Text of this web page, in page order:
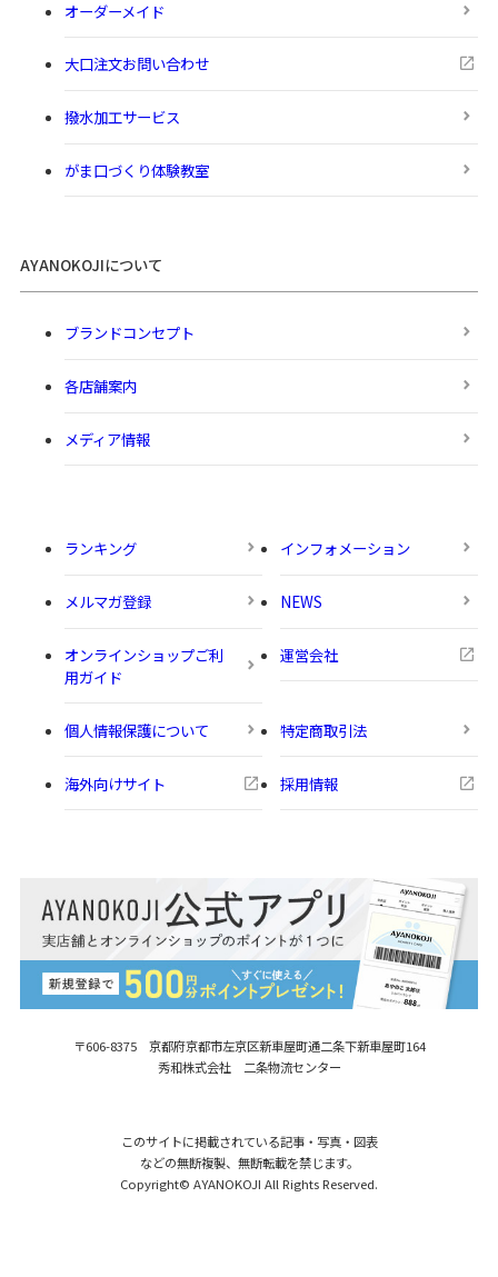
〒606-8375 京都府京都市左京区新車屋町通二条下新車屋町164
秀和株式会社 二条物流センター
オーダーメイド
大口注文お問い合わせ
撥水加工サービス
がま口づくり体験教室
AYANOKOJIについて
ブランドコンセプト
各店舗案内
メディア情報
ランキング インフォメーション
メルマガ登録 NEWS
オンラインショップご利
用ガイド
運営会社
個人情報保護について 特定商取引法
海外向けサイト 採用情報
このサイトに掲載されている記事・写真・図表
などの無断複製、無断転載を禁じます。
Copyright© AYANOKOJI All Rights Reserved.